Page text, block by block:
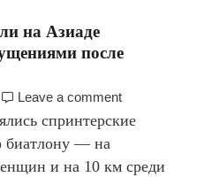
на Азиаде
после
Leave a comment
спринтерские
биатлону — на
и на 10 км среди